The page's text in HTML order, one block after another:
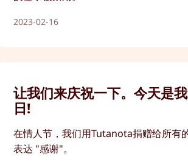
2023-02-16
让我们来庆祝一下。今天是
日!
在情人节，我们用Tutanota捐赠给所有
表达 "感谢"。